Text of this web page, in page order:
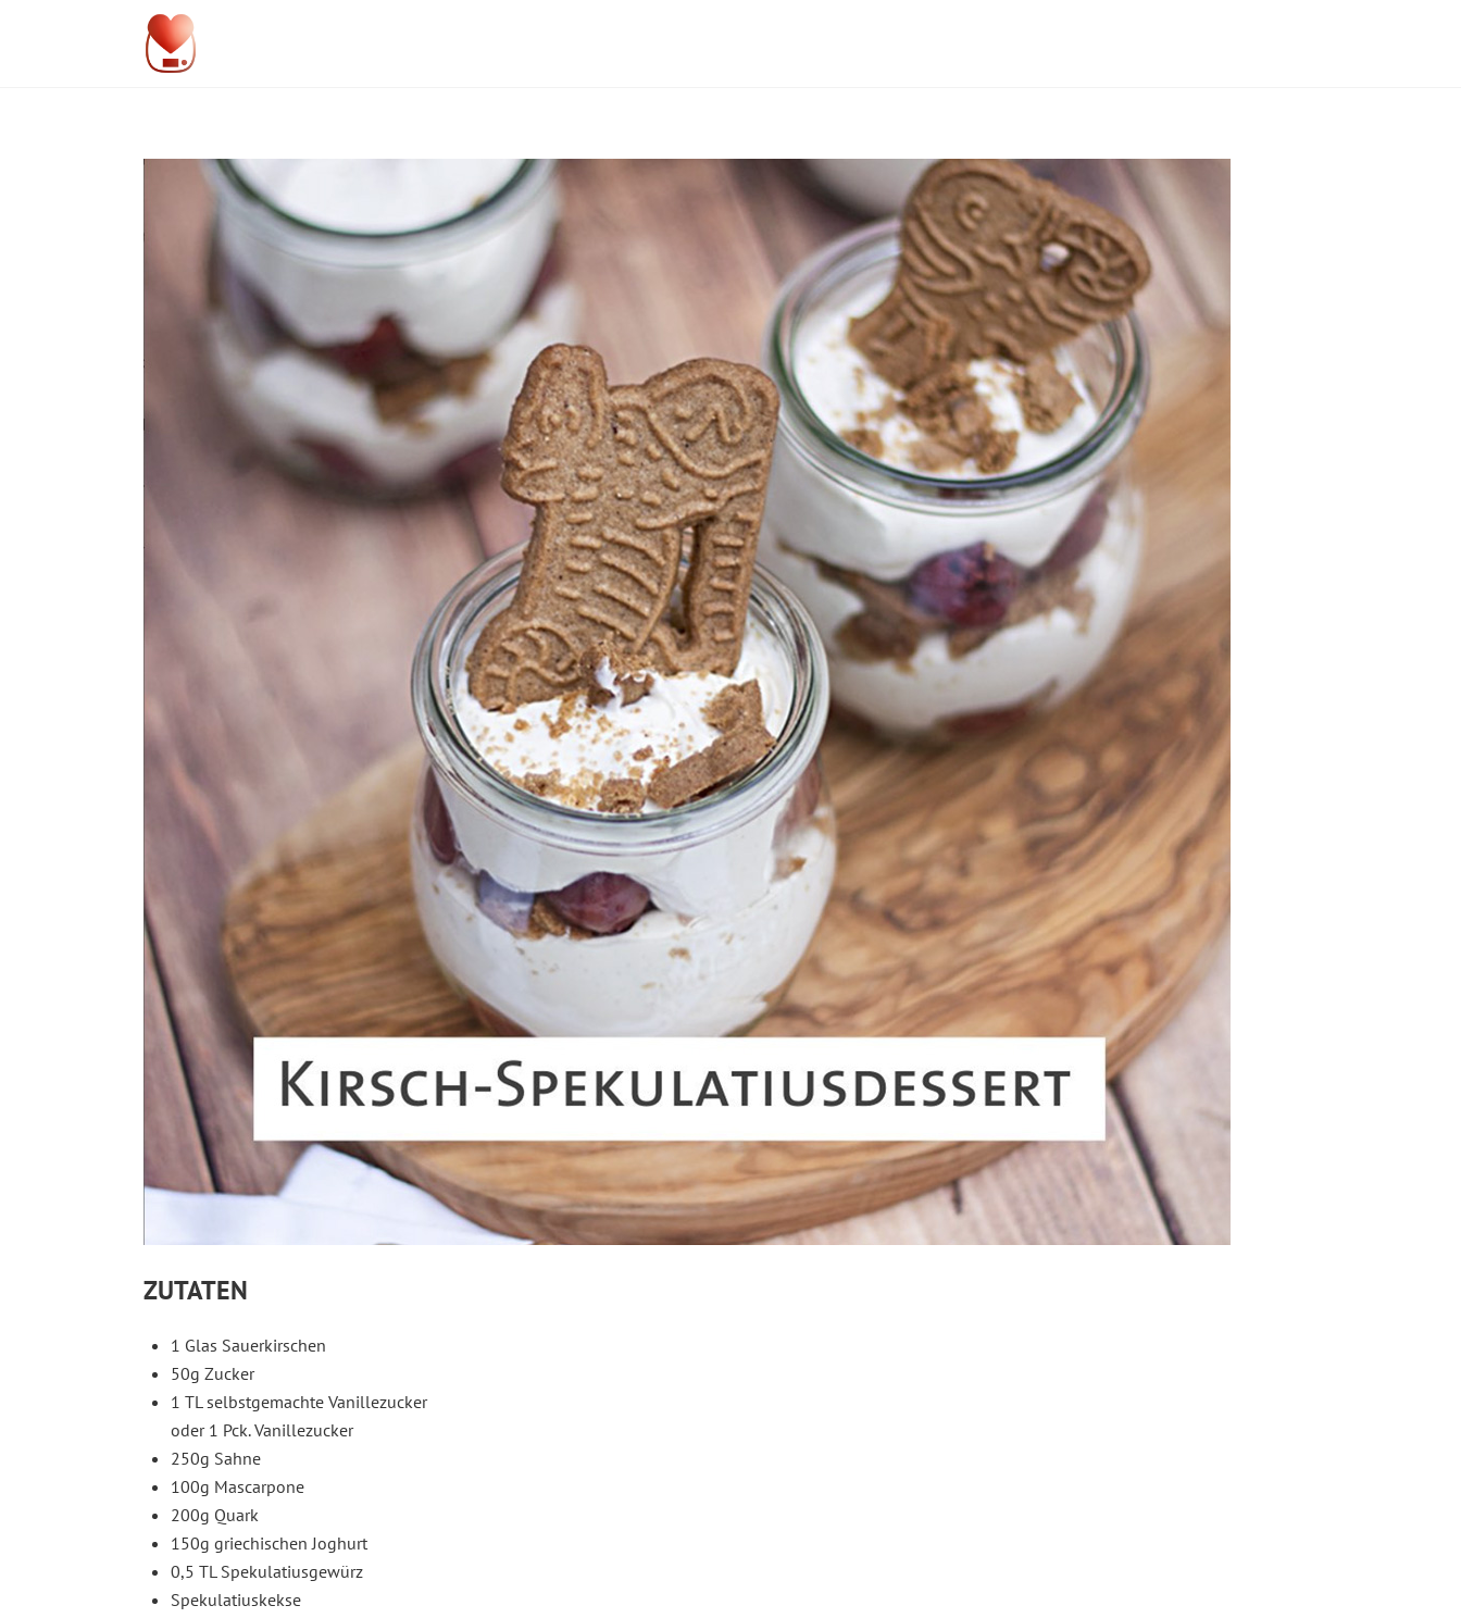
ZUTATEN
1 Glas Sauerkirschen
50g Zucker
1 TL selbstgemachte Vanillezucker
oder 1 Pck. Vanillezucker
250g Sahne
100g Mascarpone
200g Quark
150g griechischen Joghurt
0,5 TL Spekulatiusgewürz
Spekulatiuskekse